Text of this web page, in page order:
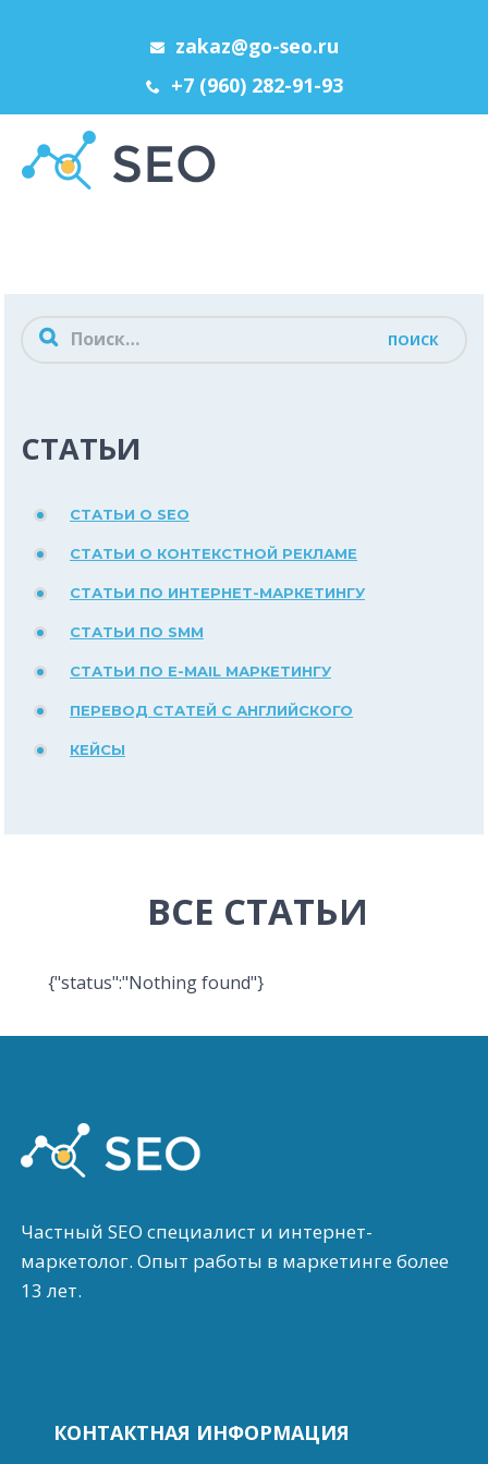
zakaz@go-seo.ru
+7 (960) 282-91-93
СТАТЬИ
СТАТЬИ О SEO
СТАТЬИ О КОНТЕКСТНОЙ РЕКЛАМЕ
СТАТЬИ ПО ИНТЕРНЕТ-МАРКЕТИНГУ
СТАТЬИ ПО SMM
СТАТЬИ ПО E-MAIL МАРКЕТИНГУ
ПЕРЕВОД СТАТЕЙ С АНГЛИЙСКОГО
КЕЙСЫ
ВСЕ СТАТЬИ
{"status":"Nothing found"}
Частный SEO специалист и интернет-
маркетолог. Опыт работы в маркетинге более
13 лет.
КОНТАКТНАЯ ИНФОРМАЦИЯ